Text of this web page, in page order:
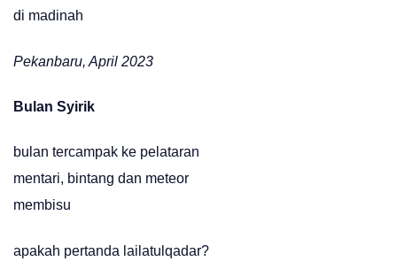
di madinah
Pekanbaru, April 2023
Bulan Syirik
bulan tercampak ke pelataran
mentari, bintang dan meteor
membisu
apakah pertanda lailatulqadar?